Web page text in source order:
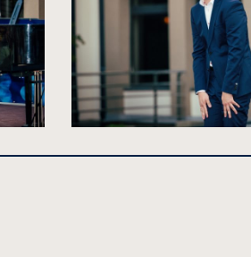
oryginalnych
spowoduje